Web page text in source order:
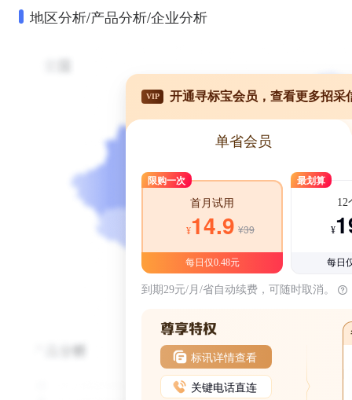
地区分析/产品分析/企业分析
VIP 开通寻标宝会员，查看更多招采
单省会员
限购一次
首月试用
¥14.9 ¥39
每日仅0.48元
最划算
12
¥
每日
到期29元/月/省自动续费，可随时取消。
标讯详情查看
关键电话直连